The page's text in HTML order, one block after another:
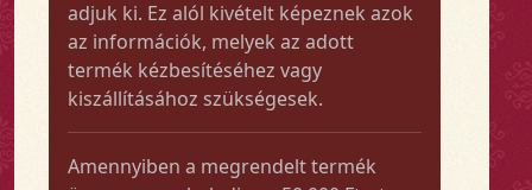
adjuk ki. Ez alól kivételt képeznek azok
az információk, melyek az adott
termék kézbesítéséhez vagy
kiszállításához szükségesek.
Amennyiben a megrendelt termék